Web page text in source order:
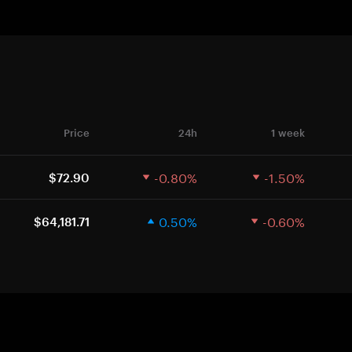
Price 24h 1 week
$72.90 -0.80% -1.50%
$64,181.71 0.50% -0.60%